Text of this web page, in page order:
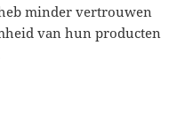
minder vertrouwen
van hun producten